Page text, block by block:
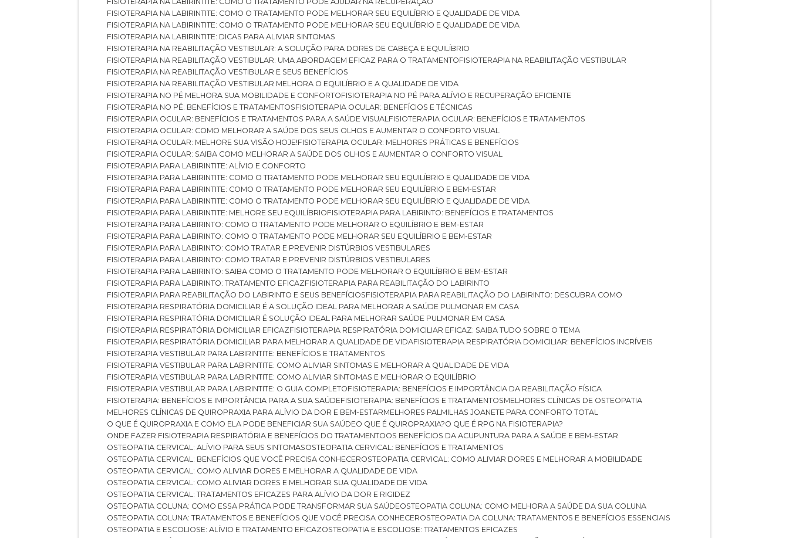
FISIOTERAPIA NA LABIRINTITE: COMO O TRATAMENTO PODE MELHORAR SEU EQUILÍBRIO E QUALIDADE DE VIDA
FISIOTERAPIA NA LABIRINTITE: COMO O TRATAMENTO PODE MELHORAR SEU EQUILÍBRIO E QUALIDADE DE VIDA
FISIOTERAPIA NA LABIRINTITE: DICAS PARA ALIVIAR SINTOMAS
FISIOTERAPIA NA REABILITAÇÃO VESTIBULAR: A SOLUÇÃO PARA DORES DE CABEÇA E EQUILÍBRIO
FISIOTERAPIA NA REABILITAÇÃO VESTIBULAR: UMA ABORDAGEM EFICAZ PARA O TRATAMENTO
FISIOTERAPIA NA REABILITAÇÃO VESTIBULAR
FISIOTERAPIA NA REABILITAÇÃO VESTIBULAR E SEUS BENEFÍCIOS
FISIOTERAPIA NA REABILITAÇÃO VESTIBULAR MELHORA O EQUILÍBRIO E A QUALIDADE DE VIDA
FISIOTERAPIA NO PÉ MELHORA SUA MOBILIDADE E CONFORTO
FISIOTERAPIA NO PÉ PARA ALÍVIO E RECUPERAÇÃO EFICIENTE
FISIOTERAPIA NO PÉ: BENEFÍCIOS E TRATAMENTOS
FISIOTERAPIA OCULAR: BENEFÍCIOS E TÉCNICAS
FISIOTERAPIA OCULAR: BENEFÍCIOS E TRATAMENTOS PARA A SAÚDE VISUAL FISIOTERAPIA OCULAR: BENEFÍCIOS E TRATAMENTOS
FISIOTERAPIA OCULAR: COMO MELHORAR A SAÚDE DOS SEUS OLHOS E AUMENTAR O CONFORTO VISUAL
FISIOTERAPIA OCULAR: MELHORE SUA VISÃO HOJE! FISIOTERAPIA OCULAR: MELHORES PRÁTICAS E BENEFÍCIOS
FISIOTERAPIA OCULAR: SAIBA COMO MELHORAR A SAÚDE DOS OLHOS E AUMENTAR O CONFORTO VISUAL
FISIOTERAPIA PARA LABIRINTITE: ALÍVIO E CONFORTO
FISIOTERAPIA PARA LABIRINTITE: COMO O TRATAMENTO PODE MELHORAR SEU EQUILÍBRIO E QUALIDADE DE VIDA
FISIOTERAPIA PARA LABIRINTITE: COMO O TRATAMENTO PODE MELHORAR SEU EQUILÍBRIO E BEM-ESTAR
FISIOTERAPIA PARA LABIRINTITE: COMO O TRATAMENTO PODE MELHORAR SEU EQUILÍBRIO E QUALIDADE DE VIDA
FISIOTERAPIA PARA LABIRINTITE: MELHORE SEU EQUILÍBRIO
FISIOTERAPIA PARA LABIRINTO: BENEFÍCIOS E TRATAMENTOS
FISIOTERAPIA PARA LABIRINTO: COMO O TRATAMENTO PODE MELHORAR O EQUILÍBRIO E BEM-ESTAR
FISIOTERAPIA PARA LABIRINTO: COMO O TRATAMENTO PODE MELHORAR SEU EQUILÍBRIO E BEM-ESTAR
FISIOTERAPIA PARA LABIRINTO: COMO TRATAR E PREVENIR DISTÚRBIOS VESTIBULARES
FISIOTERAPIA PARA LABIRINTO: COMO TRATAR E PREVENIR DISTÚRBIOS VESTIBULARES
FISIOTERAPIA PARA LABIRINTO: SAIBA COMO O TRATAMENTO PODE MELHORAR O EQUILÍBRIO E BEM-ESTAR
FISIOTERAPIA PARA LABIRINTO: TRATAMENTO EFICAZ FISIOTERAPIA PARA REABILITAÇÃO DO LABIRINTO
FISIOTERAPIA PARA REABILITAÇÃO DO LABIRINTO E SEUS BENEFÍCIOS
FISIOTERAPIA PARA REABILITAÇÃO DO LABIRINTO: DESCUBRA COMO
FISIOTERAPIA RESPIRATÓRIA DOMICILIAR É A SOLUÇÃO IDEAL PARA MELHORAR A SAÚDE PULMONAR EM CASA
FISIOTERAPIA RESPIRATÓRIA DOMICILIAR É SOLUÇÃO IDEAL PARA MELHORAR SAÚDE PULMONAR EM CASA
FISIOTERAPIA RESPIRATÓRIA DOMICILIAR EFICAZ FISIOTERAPIA RESPIRATÓRIA DOMICILIAR EFICAZ: SAIBA TUDO SOBRE O TEMA
FISIOTERAPIA RESPIRATÓRIA DOMICILIAR PARA MELHORAR A QUALIDADE DE VIDA FISIOTERAPIA RESPIRATÓRIA DOMICILIAR: BENEFÍCIOS INCRÍVEIS
FISIOTERAPIA VESTIBULAR PARA LABIRINTITE: BENEFÍCIOS E TRATAMENTOS
FISIOTERAPIA VESTIBULAR PARA LABIRINTITE: COMO ALIVIAR SINTOMAS E MELHORAR A QUALIDADE DE VIDA
FISIOTERAPIA VESTIBULAR PARA LABIRINTITE: COMO ALIVIAR SINTOMAS E MELHORAR O EQUILÍBRIO
FISIOTERAPIA VESTIBULAR PARA LABIRINTITE: O GUIA COMPLETO
FISIOTERAPIA: BENEFÍCIOS E IMPORTÂNCIA DA REABILITAÇÃO FÍSICA
FISIOTERAPIA: BENEFÍCIOS E IMPORTÂNCIA PARA A SUA SAÚDE FISIOTERAPIA: BENEFÍCIOS E TRATAMENTOS
MELHORES CLÍNICAS DE OSTEOPATIA
MELHORES CLÍNICAS DE QUIROPRAXIA PARA ALÍVIO DA DOR E BEM-ESTAR
MELHORES PALMILHAS JOANETE PARA CONFORTO TOTAL
O QUE É QUIROPRAXIA E COMO ELA PODE BENEFICIAR SUA SAÚDE
O QUE É QUIROPRAXIA?
O QUE É RPG NA FISIOTERAPIA?
ONDE FAZER FISIOTERAPIA RESPIRATÓRIA E BENEFÍCIOS DO TRATAMENTO
OS BENEFÍCIOS DA ACUPUNTURA PARA A SAÚDE E BEM-ESTAR
OSTEOPATIA CERVICAL: ALÍVIO PARA SEUS SINTOMAS
OSTEOPATIA CERVICAL: BENEFÍCIOS E TRATAMENTOS
OSTEOPATIA CERVICAL: BENEFÍCIOS QUE VOCÊ PRECISA CONHECER
OSTEOPATIA CERVICAL: COMO ALIVIAR DORES E MELHORAR A MOBILIDADE
OSTEOPATIA CERVICAL: COMO ALIVIAR DORES E MELHORAR A QUALIDADE DE VIDA
OSTEOPATIA CERVICAL: COMO ALIVIAR DORES E MELHORAR SUA QUALIDADE DE VIDA
OSTEOPATIA CERVICAL: TRATAMENTOS EFICAZES PARA ALÍVIO DA DOR E RIGIDEZ
OSTEOPATIA COLUNA: COMO ESSA PRÁTICA PODE TRANSFORMAR SUA SAÚDE
OSTEOPATIA COLUNA: COMO MELHORA A SAÚDE DA SUA COLUNA
OSTEOPATIA COLUNA: TRATAMENTOS E BENEFÍCIOS QUE VOCÊ PRECISA CONHECER
OSTEOPATIA DA COLUNA: TRATAMENTOS E BENEFÍCIOS ESSENCIAIS
OSTEOPATIA E ESCOLIOSE: ALÍVIO E TRATAMENTO EFICAZ
OSTEOPATIA E ESCOLIOSE: TRATAMENTOS EFICAZES